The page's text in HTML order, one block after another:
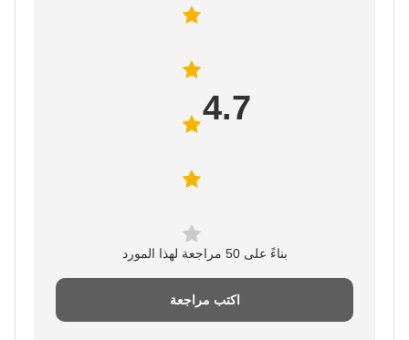
4.7
بناءً على 50 مراجعة لهذا المورد
اكتب مراجعة